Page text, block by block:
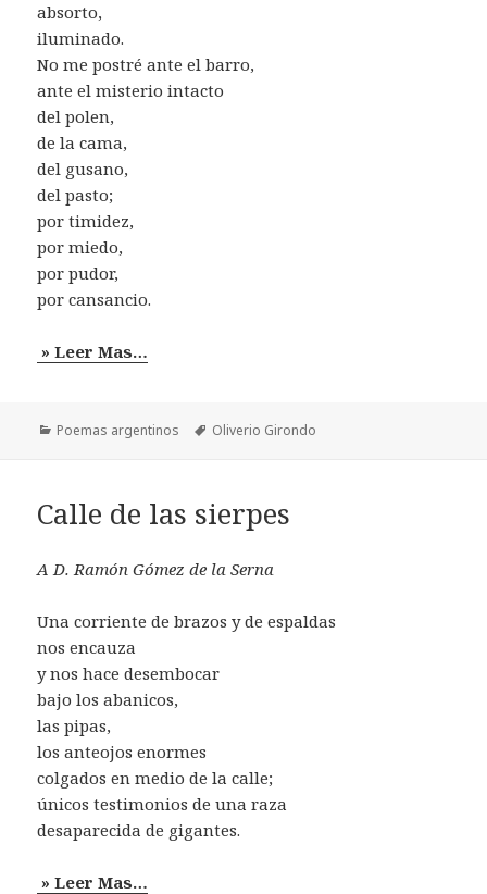
absorto,
iluminado.
No me postré ante el barro,
ante el misterio intacto
del polen,
de la cama,
del gusano,
del pasto;
por timidez,
por miedo,
por pudor,
por cansancio.
» Leer Mas…
Categorías
Poemas argentinos Etiquetas
Oliverio Girondo
Calle de las sierpes
A D. Ramón Gómez de la Serna
Una corriente de brazos y de espaldas
nos encauza
y nos hace desembocar
bajo los abanicos,
las pipas,
los anteojos enormes
colgados en medio de la calle;
únicos testimonios de una raza
desaparecida de gigantes.
» Leer Mas…